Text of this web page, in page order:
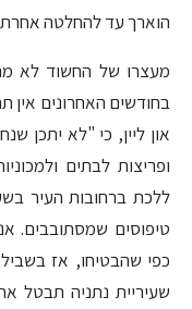
הוארך עד להחלטה
מעצרו של החשוד לא
בחודשים האחרונים אין
און ליין, כי "לא יתכן
ופריצות לבתים
ללכת ברחובות העיר
טיפוסים שמסתובבים.
כפי שהבטיחו, אז
שעיריית נתניה תבטל